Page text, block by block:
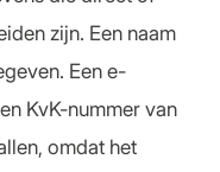
zijn. Een naam
Een e-
KvK-nummer van
omdat het